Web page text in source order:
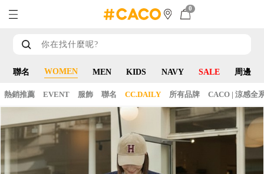
0
聯名 WOMEN MEN KIDS NAVY SALE 周邊
熱銷推薦 EVENT 服飾 聯名 CC.DAILY 所有品牌 CACO | 涼感全